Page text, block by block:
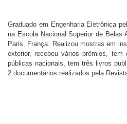
Graduado em Engenharia Eletrônica
na Escola Nacional Superior de Belas
Paris, França. Realizou mostras em
exterior, recebeu vários prêmios, tem
públicas nacionais, tem três livros
2 documentários realizados pela